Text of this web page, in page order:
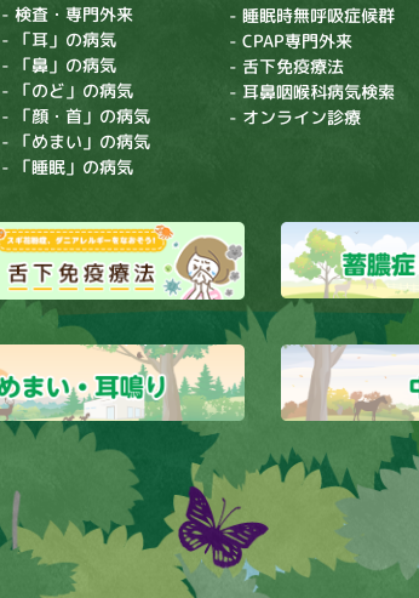
- 検査・専門外来
- 「耳」の病気
- 「鼻」の病気
- 「のど」の病気
- 「顔・首」の病気
- 「めまい」の病気
- 「睡眠」の病気
- 睡眠時無呼吸症候群
- CPAP専門外来
- 舌下免疫療法
- 耳鼻咽喉科病気検索
- オンライン診療